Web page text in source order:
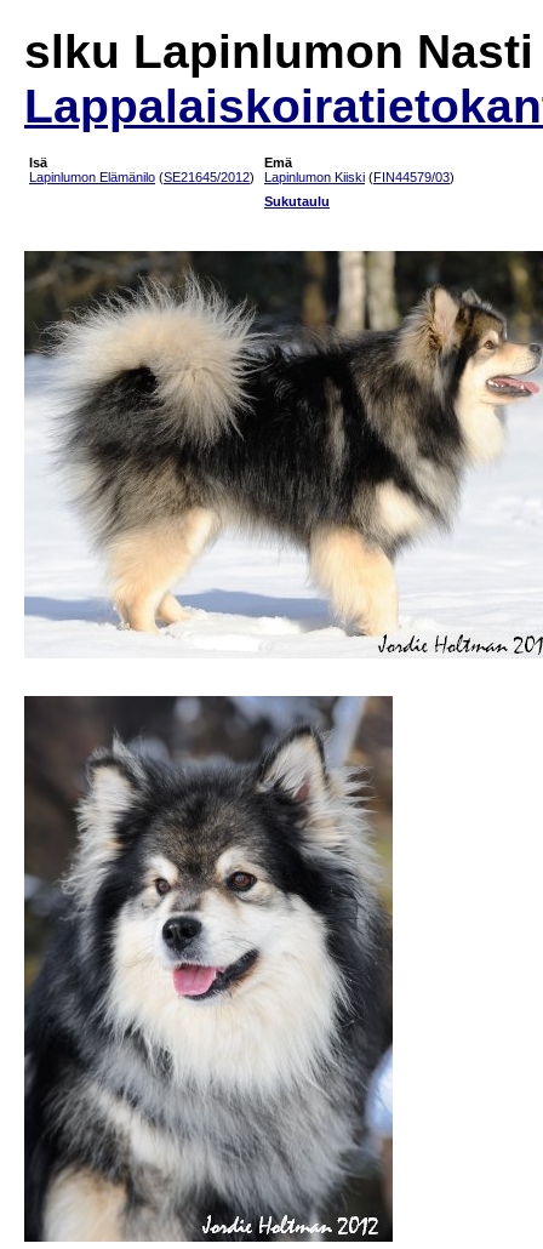
slku Lapinlumon
Isä
Lapinlumon Elämänilo (SE21645/2012)
Emä
Lapinlumon Kiiski (FIN44579/03)
Sukutaulu